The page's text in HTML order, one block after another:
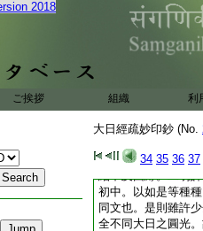
2018
ご挨拶 組織 利
大日經疏妙印鈔 (No.
34 35 36 37
經是胎藏界 爲面
祕記云。建立三部
一部別ニ寶部羯磨部
寶部。蓮華部攝羯
五佛
云云
四從以如下。結同
結不及因縁。二明許
初中。以如是等種
同文也。是則雖許
全不同大日之圓光